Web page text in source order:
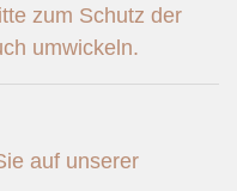
zum Schutz der
umwickeln.
auf unserer